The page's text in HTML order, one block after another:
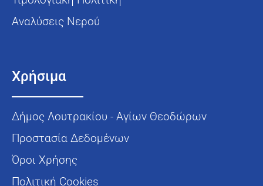
Αναλύσεις Νερού
Χρήσιμα
Δήμος Λουτρακίου - Αγίων Θεοδώρων
Προστασία Δεδομένων
Όροι Χρήσης
Πολιτική Cookies